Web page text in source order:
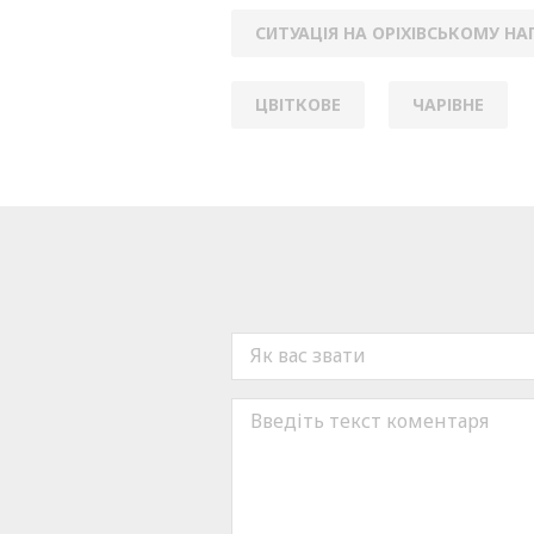
СИТУАЦІЯ НА ОРІХІВСЬКОМУ
ЦВІТКОВЕ ЧАРІВНЕ